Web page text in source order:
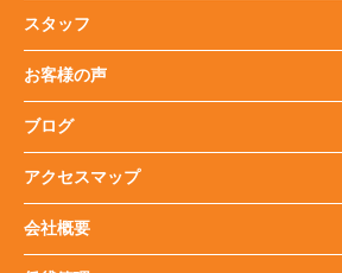
スタッフ
お客様の声
ブログ
アクセスマップ
会社概要